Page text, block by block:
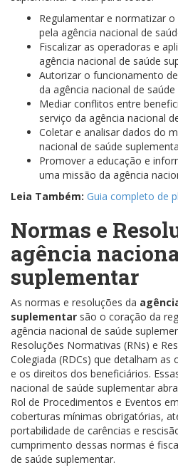
Regulamentar e normatizar
pela agência nacional de
Fiscalizar as operadoras e
agência nacional de saúde
Autorizar o funcionamento
da agência nacional de
Mediar conflitos entre
serviço da agência nacional
Coletar e analisar dados do
nacional de saúde
Promover a educação e
uma missão da agência
Leia Também: Guia completo de
Normas e
agência
suplementar
As normas e resoluções da
suplementar são o coração da
agência nacional de saúde
Resoluções Normativas (RNs) e
Colegiada (RDCs) que detalham as
e os direitos dos beneficiários.
nacional de saúde suplementar
Rol de Procedimentos e Eventos
coberturas mínimas obrigatórias,
portabilidade de carências e
cumprimento dessas normas é
de saúde suplementar.